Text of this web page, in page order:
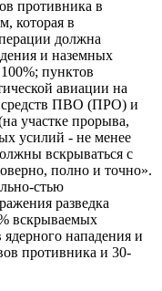
противника в
которая в
должна
и наземных
пунктов
авиации на
средств ПВО (ПРО) и
участке прорыва,
усилий - не менее
вскрываться с
полно и точно».
стью
разведка
вскрываемых
ядерного нападения и
противника и 30-